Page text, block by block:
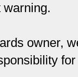
owner,